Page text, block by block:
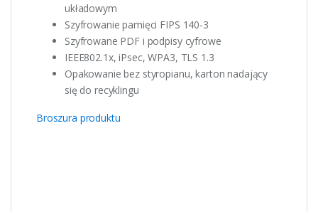
układowym
Szyfrowanie pamięci FIPS 140-3
Szyfrowane PDF i podpisy cyfrowe
IEEE802.1x, iPsec, WPA3, TLS 1.3
Opakowanie bez styropianu, karton nadający
się do recyklingu
Broszura produktu